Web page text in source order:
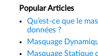
Popular Articles
Qu’est-ce que le
données ?
Masquage
Masquage Statique